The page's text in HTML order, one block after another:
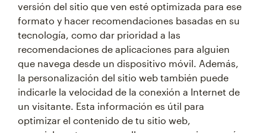
versión del sitio que ven esté optimizada para ese
formato y hacer recomendaciones basadas en su
tecnología, como dar prioridad a las
recomendaciones de aplicaciones para alguien
que navega desde un dispositivo móvil. Además,
la personalización del sitio web también puede
indicarle la velocidad de la conexión a Internet de
un visitante. Esta información es útil para
optimizar el contenido de tu sitio web,